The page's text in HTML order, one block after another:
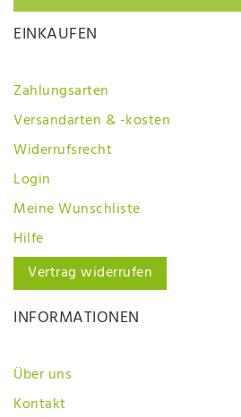
EINKAUFEN
Zahlungsarten
Versandarten & -kosten
Widerrufsrecht
Login
Meine Wunschliste
Hilfe
Vertrag widerrufen
INFORMATIONEN
Über uns
Kontakt